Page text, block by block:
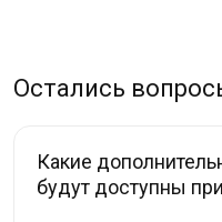
Остались
Какие
будут доступны